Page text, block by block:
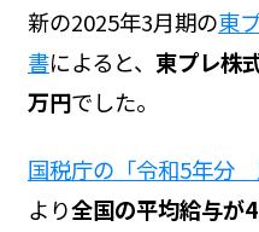
新の2025年3月期の東
書によると、 東プレ株
万円でした。
国税庁の「令和5年分
より全国の平均給与が